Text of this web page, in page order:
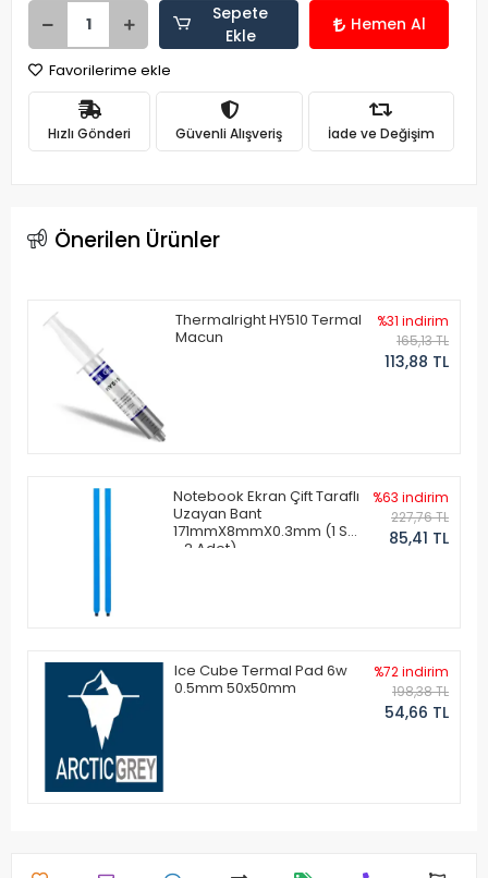
Sepete
Ekle
Hemen Al
Favorilerime ekle
Hızlı Gönderi Güvenli Alışveriş İade ve Değişim
Önerilen Ürünler
Thermalright HY510 Termal
Macun
%31 indirim
165,13 TL
113,88 TL
Notebook Ekran Çift Taraflı
Uzayan Bant
171mmX8mmX0.3mm (1 Set
- 2 Adet)
%63 indirim
227,76 TL
85,41 TL
Ice Cube Termal Pad 6w
0.5mm 50x50mm
%72 indirim
198,38 TL
54,66 TL